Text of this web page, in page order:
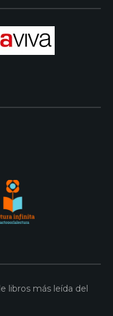
libros más leída del